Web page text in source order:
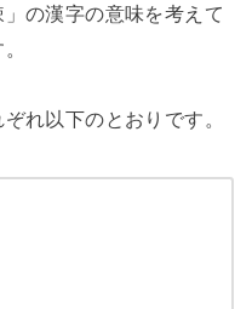
の漢字の意味を考えて
れ以下のとおりです。